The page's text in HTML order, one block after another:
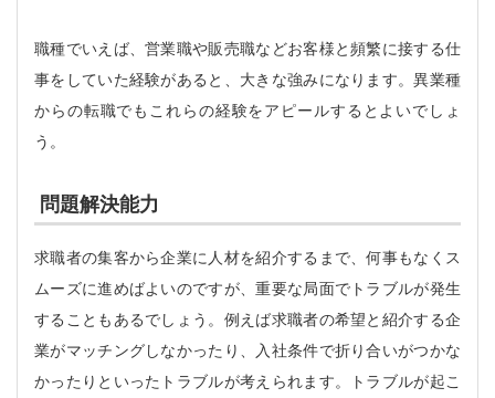
職種でいえば、営業職や販売職などお客様と頻繁に接する仕
事をしていた経験があると、大きな強みになります。異業種
からの転職でもこれらの経験をアピールするとよいでしょ
う。
問題解決能力
求職者の集客から企業に人材を紹介するまで、何事もなくス
ムーズに進めばよいのですが、重要な局面でトラブルが発生
することもあるでしょう。例えば求職者の希望と紹介する企
業がマッチングしなかったり、入社条件で折り合いがつかな
かったりといったトラブルが考えられます。トラブルが起こ